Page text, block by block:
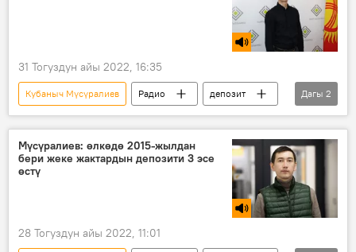
31 Тогуздун айы 2022, 16:35
Кубаныч Мүсүралиев Радио
депозит
эреже
каражат
Дагы 2
Мүсүралиев: өлкөдө 2015-жылдан
бери жеке жактардын депозити 3 эсе
өстү
28 Тогуздун айы 2022, 11:01